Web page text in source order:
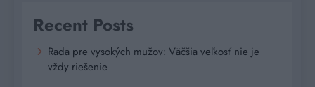
Recent Posts
Rada pre vysokých mužov: Väčšia veľkosť nie je
vždy riešenie